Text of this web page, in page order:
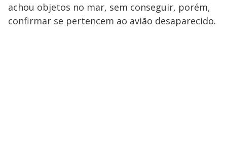
achou objetos no mar, sem conseguir, porém,
confirmar se pertencem ao avião desaparecido.